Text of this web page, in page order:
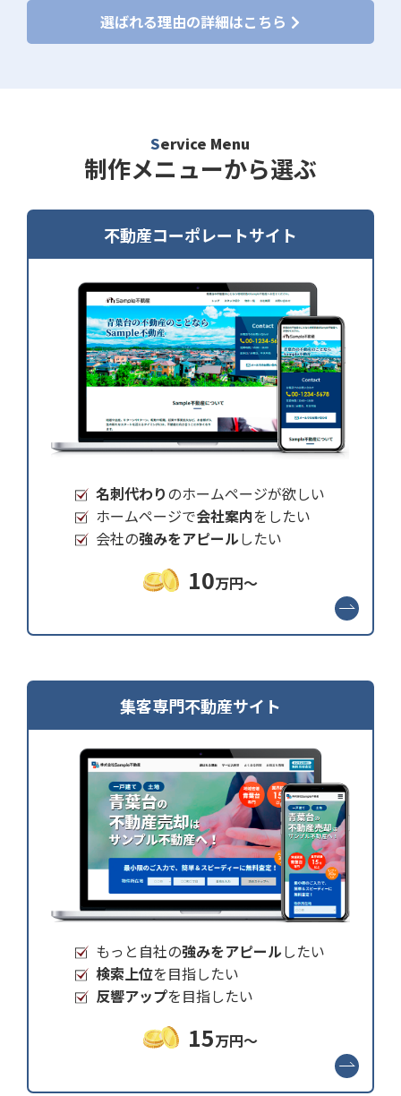
選ばれる理由の詳細はこちら
Service Menu
制作メニューから選ぶ
不動産コーポレートサイト
名刺代わりのホームページが欲しい
ホームページで会社案内をしたい
会社の強みをアピールしたい
10万円～
集客専門不動産サイト
もっと自社の強みをアピールしたい
検索上位を目指したい
反響アップを目指したい
15万円～